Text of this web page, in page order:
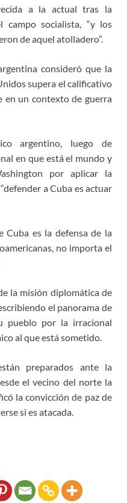
a la actual tras la
campo socialista, “y los
de aquel atolladero”.
consideró que la
supera el calificativo
en un contexto de guerra
argentino, luego de
en que está el mundo y
por aplicar la
a Cuba es actuar
Cuba es la defensa de la
no importa el
la misión diplomática de
el panorama de
pueblo por la irracional
al que está sometido.
preparados ante la
el vecino del norte la
la convicción de paz de
si es atacada.